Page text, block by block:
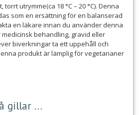
utrymme(ca 18 °C – 20 °C). Denna
som en ersättning för en balanserad
en läkare innan du använder denna
behandling, gravid eller
biverkningar ta ett uppehåll och
produkt är lämplig för vegetarianer
gillar …